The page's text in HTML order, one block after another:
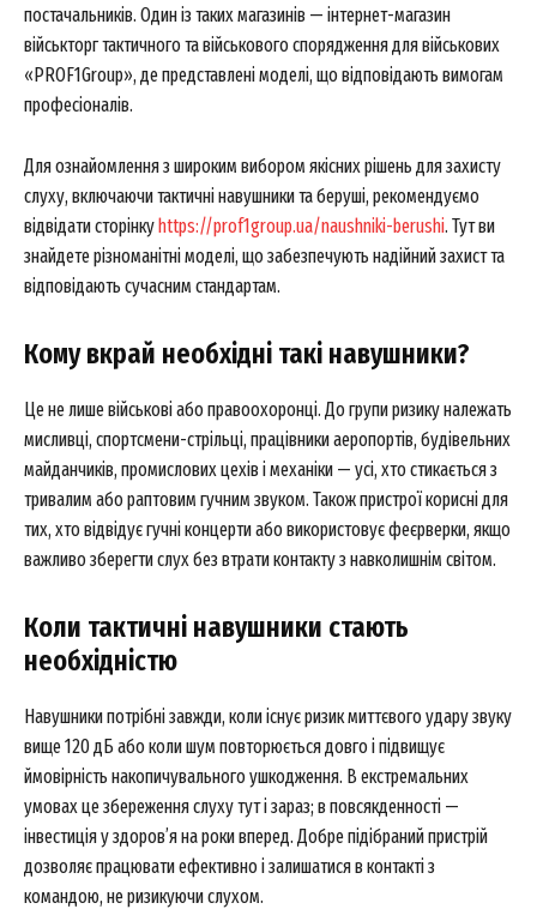
News Week
Magazine PRO
SUBSCRIBE NOW
Company
Contact us
My account
постачальників. Один із таких магазинів — інтернет-магазин
військторг тактичного та військового спорядження для військових
«PROF1Group», де представлені моделі, що відповідають вимогам
професіоналів.
Для ознайомлення з широким вибором якісних рішень для захисту
слуху, включаючи тактичні навушники та беруші, рекомендуємо
відвідати сторінкуhttps://prof1group.ua/naushniki-berushi. Тут ви
знайдете різноманітні моделі, що забезпечують надійний захист та
відповідають сучасним стандартам.
Кому вкрай необхідні такі навушники?
Це не лише військові або правоохоронці. До групи ризику належать
мисливці, спортсмени-стрільці, працівники аеропортів, будівельних
майданчиків, промислових цехів і механіки — усі, хто стикається з
тривалим або раптовим гучним звуком. Також пристрої корисні для
тих, хто відвідує гучні концерти або використовує феєрверки, якщо
важливо зберегти слух без втрати контакту з навколишнім світом.
Коли тактичні навушники стають
необхідністю
Навушники потрібні завжди, коли існує ризик миттєвого удару звуку
вище 120 дБ або коли шум повторюється довго і підвищує
ймовірність накопичувального ушкодження. В екстремальних
умовах це збереження слуху тут і зараз; в повсякденності —
інвестиція у здоров’я на роки вперед. Добре підібраний пристрій
дозволяє працювати ефективно і залишатися в контакті з
командою, не ризикуючи слухом.